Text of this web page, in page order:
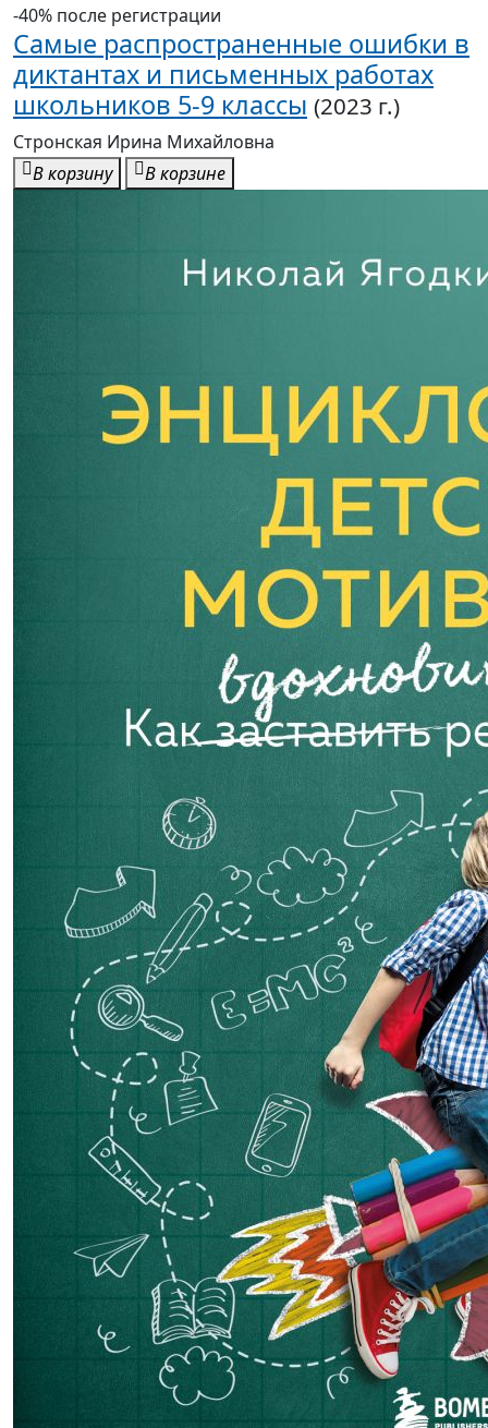
-40% после регистрации
Самые распространенные ошибки в
диктантах и письменных работах
школьников 5-9 классы (2023 г.)
Стронская Ирина Михайловна
В корзину
В корзине